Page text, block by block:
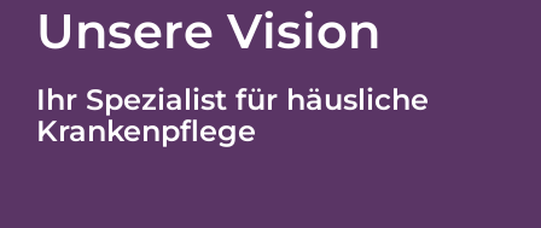
springen
Kontakt
Unsere Vision
Ihr Spezialist für häusliche
Krankenpflege